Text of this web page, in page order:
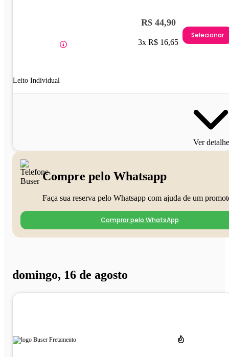
Leito Individual
R$ 44,90
3x R$ 16,65
Selecionar
Ver
Compre pelo Whatsapp
Faça sua reserva pelo Whatsapp com ajuda de um
Comprar pelo WhatsApp
domingo, 16 de agosto